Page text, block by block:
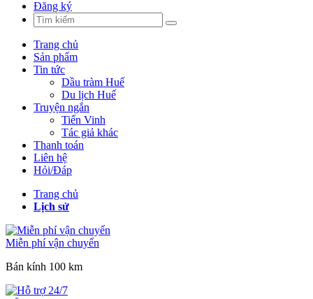
Đăng ký
Trang chủ
Sản phẩm
Tin tức
Dầu tràm Huế
Du lịch Huế
Truyện ngắn
Tiến Vinh
Tác giả khác
Thanh toán
Liên hệ
Hỏi/Đáp
Trang chủ
Lịch sử
Miễn phí vận chuyển
Bán kính 100 km